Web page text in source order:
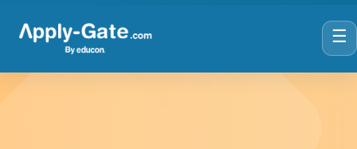
☰